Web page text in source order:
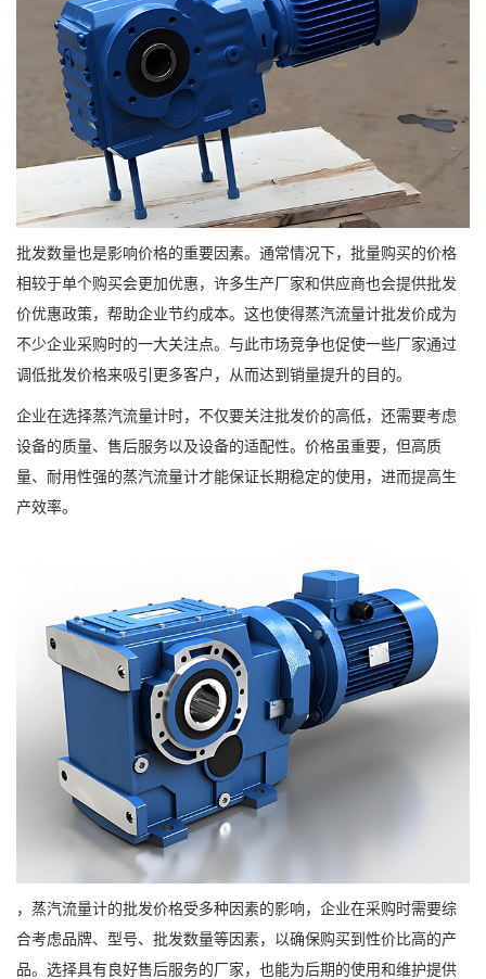
批发数量也是影响价格的重要因素。通常情况下，批量购买的价格
相较于单个购买会更加优惠，许多生产厂家和供应商也会提供批发
价优惠政策，帮助企业节约成本。这也使得蒸汽流量计批发价成为
不少企业采购时的一大关注点。与此市场竞争也促使一些厂家通过
调低批发价格来吸引更多客户，从而达到销量提升的目的。
企业在选择蒸汽流量计时，不仅要关注批发价的高低，还需要考虑
设备的质量、售后服务以及设备的适配性。价格虽重要，但高质
量、耐用性强的蒸汽流量计才能保证长期稳定的使用，进而提高生
产效率。
，蒸汽流量计的批发价格受多种因素的影响，企业在采购时需要综
合考虑品牌、型号、批发数量等因素，以确保购买到性价比高的产
品。选择具有良好售后服务的厂家，也能为后期的使用和维护提供